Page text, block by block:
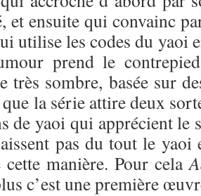
et ensuite qui convainc
utilise les codes du yaoi
prend le
très sombre, basée sur
la série attire deux
de yaoi qui apprécient le
pas du tout le
cette manière. Pour cela
c’est une première